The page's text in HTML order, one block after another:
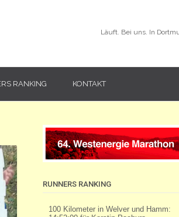
Läuft. Bei uns. In
RANKING KONTAKT
RUNNERS RANKING